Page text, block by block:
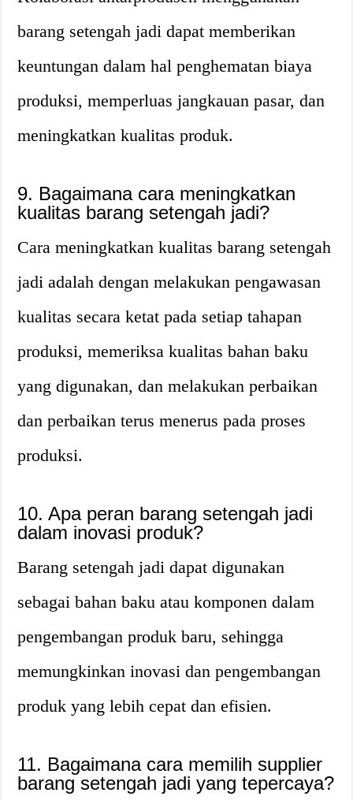
barang setengah jadi dapat memberikan
keuntungan dalam hal penghematan biaya
produksi, memperluas jangkauan pasar, dan
meningkatkan kualitas produk.
9. Bagaimana cara meningkatkan
kualitas barang setengah jadi?
Cara meningkatkan kualitas barang setengah
jadi adalah dengan melakukan pengawasan
kualitas secara ketat pada setiap tahapan
produksi, memeriksa kualitas bahan baku
yang digunakan, dan melakukan perbaikan
dan perbaikan terus menerus pada proses
produksi.
10. Apa peran barang setengah jadi
dalam inovasi produk?
Barang setengah jadi dapat digunakan
sebagai bahan baku atau komponen dalam
pengembangan produk baru, sehingga
memungkinkan inovasi dan pengembangan
produk yang lebih cepat dan efisien.
11. Bagaimana cara memilih supplier
barang setengah jadi yang tepercaya?